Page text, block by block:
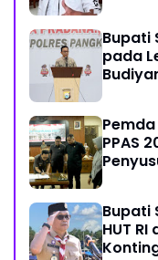
Bupati
pada
PPAS
Bupati
HUT